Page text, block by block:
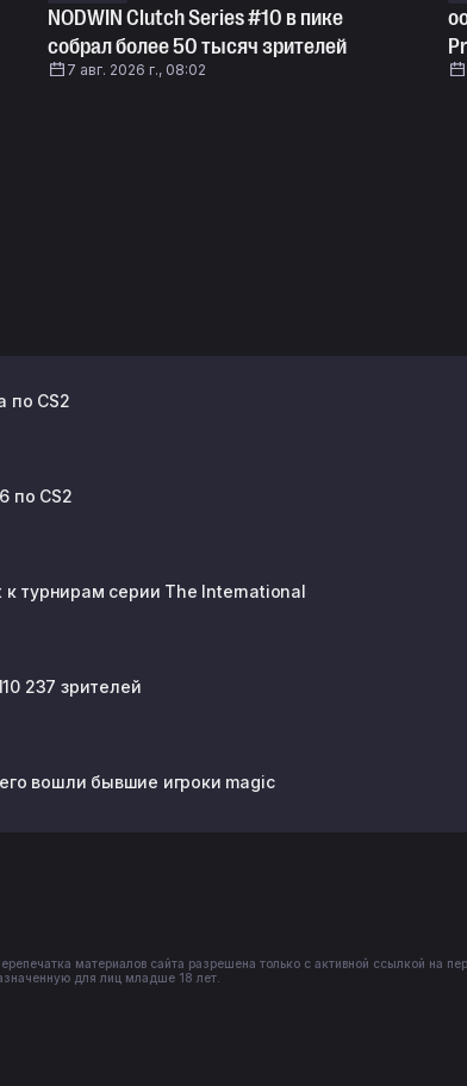
NODWIN Clutch Series #10 в пике
собрал более 50 тысяч зрителей
7 авг. 2026 г., 08:02
по CS2
по CS2
к турнирам серии The International
237 зрителей
вошли бывшие игроки magic
материалов сайта разрешена только с активной ссылкой на
для лиц младше 18 лет.